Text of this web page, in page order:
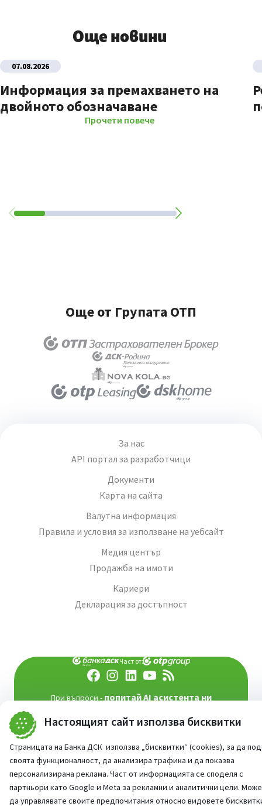
Настоящият сайт използва бисквитки
Страницата на Банка ДСК използва „бисквитки“ (cookies), за да
своята функционалност, да анализира трафика и да показва
персонализирана реклама. Част от информацията се споделя с
партньори като Google и Meta за рекламни и аналитични цели.
да управлявате своите предпочитания относно видовете
Още новини
07.08.2026
Информация за премахването на
двойното обозначаване
Прочети повече
Още от Групата ОТП
За нас
API портал за разработчици
Документи
Карта на сайта
Валутна информация
Правила и условия за използване на уебсайт
Медия център
Продажба на имоти
Кариери
Декларация за достъпност
Част от:
При въпроси - попитай AI асистента ни
Всички права запазени
Сайт от:StudioX